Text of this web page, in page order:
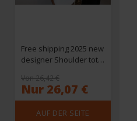
Free shipping 2025 new
designer Shoulder tote
ladies flap printing hot
fashion square
handbag girl crossbody
saddle bag
Von 26,42 €
Nur 26,07 €
AUF DER SEITE